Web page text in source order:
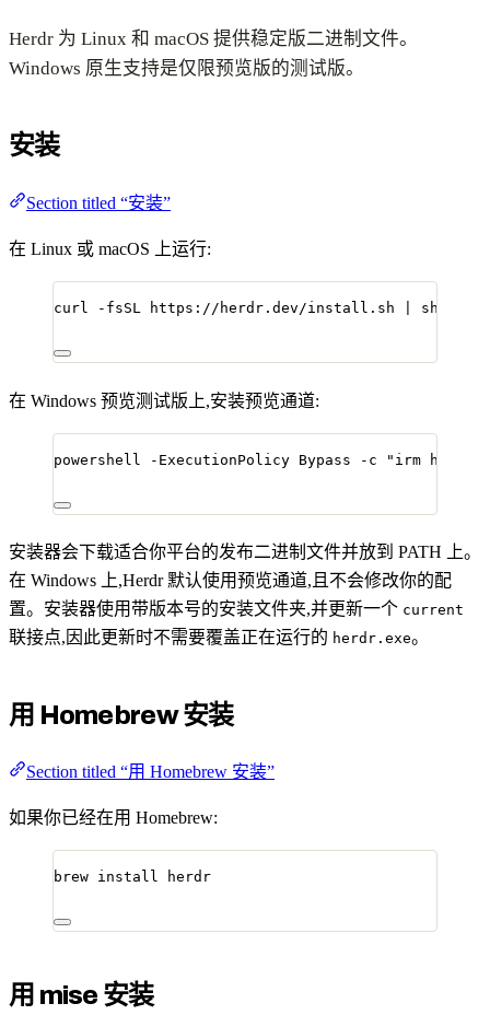
Herdr 为 Linux 和 macOS 提供稳定版二进制文件。
Windows 原生支持是仅限预览版的测试版。
安装
Section titled “安装”
在 Linux 或 macOS 上运行:
curl -fsSL https://herdr.dev/install.sh sh
在 Windows 预览测试版上,安装预览通道:
powershell - ExecutionPolicy Bypass - c " irm
安装器会下载适合你平台的发布二进制文件并放到 PATH 上。
在 Windows 上,Herdr 默认使用预览通道,且不会修改你的配
置。安装器使用带版本号的安装文件夹,并更新一个 current
联接点,因此更新时不需要覆盖正在运行的 herdr.exe。
用 Homebrew 安装
Section titled “用 Homebrew 安装”
如果你已经在用 Homebrew:
brew install herdr
用 mise 安装